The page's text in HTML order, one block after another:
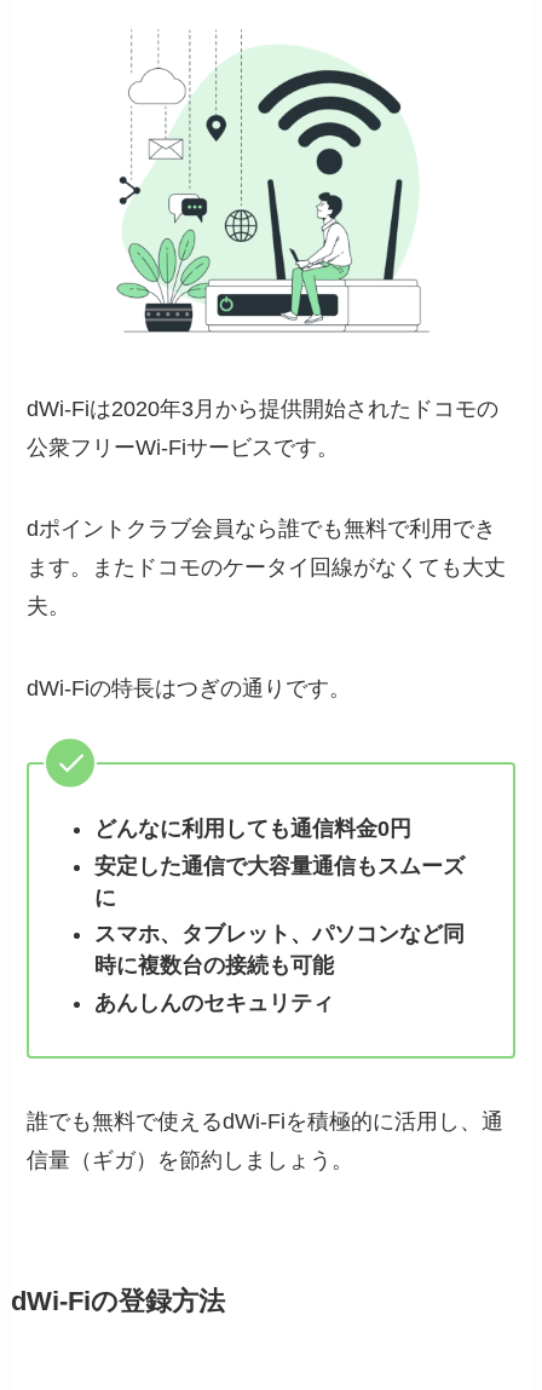
dWi-Fiは2020年3月から提供開始されたドコモの
公衆フリーWi-Fiサービスです。
dポイントクラブ会員なら誰でも無料で利用でき
ます。またドコモのケータイ回線がなくても大丈
夫。
dWi-Fiの特長はつぎの通りです。
どんなに利用しても通信料金0円
安定した通信で大容量通信もスムーズ
に
スマホ、タブレット、パソコンなど同
時に複数台の接続も可能
あんしんのセキュリティ
誰でも無料で使えるdWi-Fiを積極的に活用し、通
信量（ギガ）を節約しましょう。
dWi-Fiの登録方法